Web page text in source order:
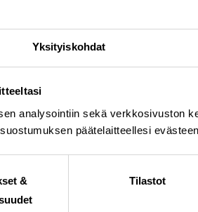
Yksityiskohdat
analysointiin sekä verkkosivuston
päätelaitteellesi
&
Tilastot
Lahden
Suomen Hiihtoliitto